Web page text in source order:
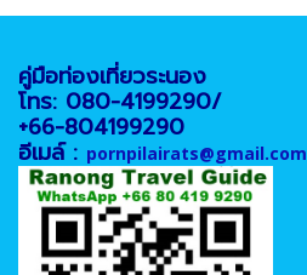
คู่มือท่องเที่ยวระนอง
โทร: 080-4199290/
+66-804199290
อีเมล์ : pornpilairats@gmail.com